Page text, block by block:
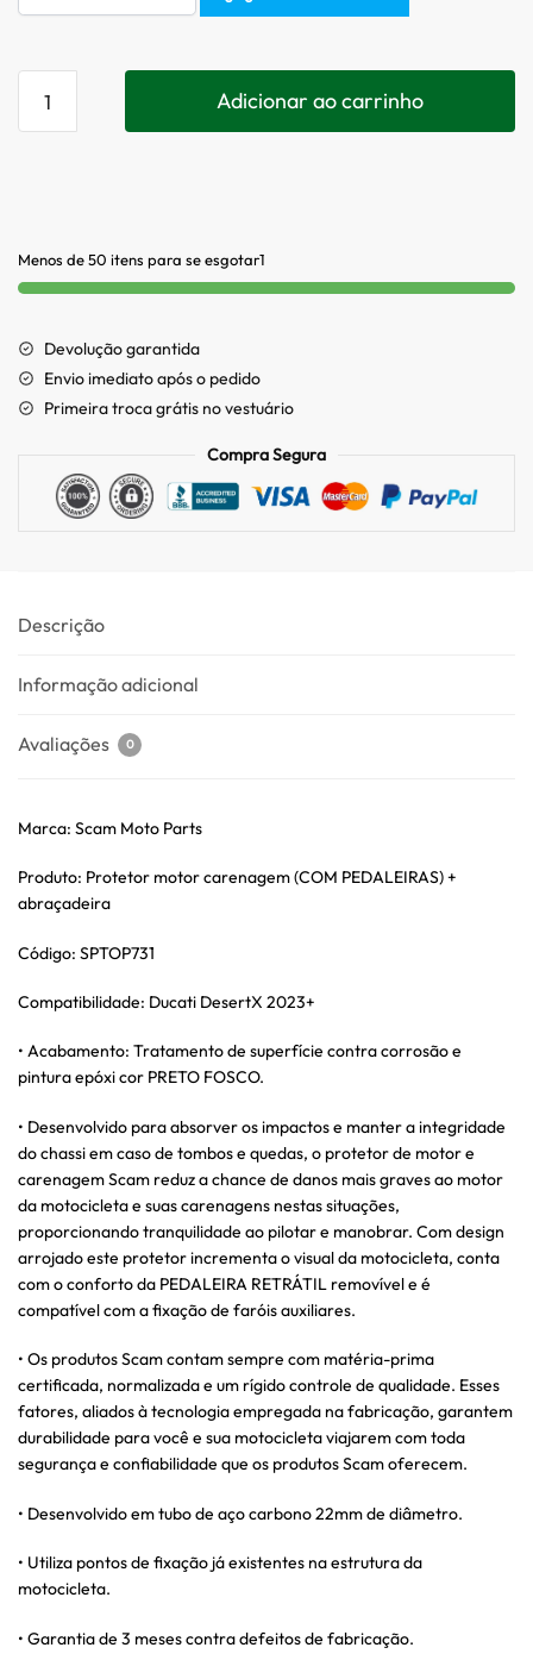
Adicionar ao carrinho
Menos de 50 itens para se esgotar1
Devolução garantida
Envio imediato após o pedido
Primeira troca grátis no vestuário
Compra Segura
Descrição
Informação adicional
Avaliações 0
Marca: Scam Moto Parts
Produto: Protetor motor carenagem (COM PEDALEIRAS) +
abraçadeira
Código: SPTOP731
Compatibilidade: Ducati DesertX 2023+
• Acabamento: Tratamento de superfície contra corrosão e
pintura epóxi cor PRETO FOSCO.
• Desenvolvido para absorver os impactos e manter a integridade
do chassi em caso de tombos e quedas, o protetor de motor e
carenagem Scam reduz a chance de danos mais graves ao motor
da motocicleta e suas carenagens nestas situações,
proporcionando tranquilidade ao pilotar e manobrar. Com design
arrojado este protetor incrementa o visual da motocicleta, conta
com o conforto da PEDALEIRA RETRÁTIL removível e é
compatível com a fixação de faróis auxiliares.
• Os produtos Scam contam sempre com matéria-prima
certificada, normalizada e um rígido controle de qualidade. Esses
fatores, aliados à tecnologia empregada na fabricação, garantem
durabilidade para você e sua motocicleta viajarem com toda
segurança e confiabilidade que os produtos Scam oferecem.
• Desenvolvido em tubo de aço carbono 22mm de diâmetro.
• Utiliza pontos de fixação já existentes na estrutura da
motocicleta.
• Garantia de 3 meses contra defeitos de fabricação.